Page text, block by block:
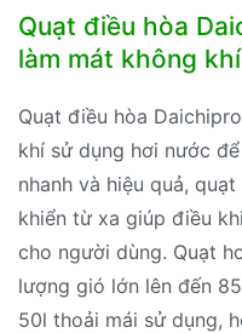
Quạt điều hòa
làm mát không khí
Quạt điều hòa
khí sử dụng hơi nước
nhanh và hiệu quả,
khiển từ xa giúp điều
cho người dùng. Quạt
lượng gió lớn lên đến
50l thoải mái sử dụng,